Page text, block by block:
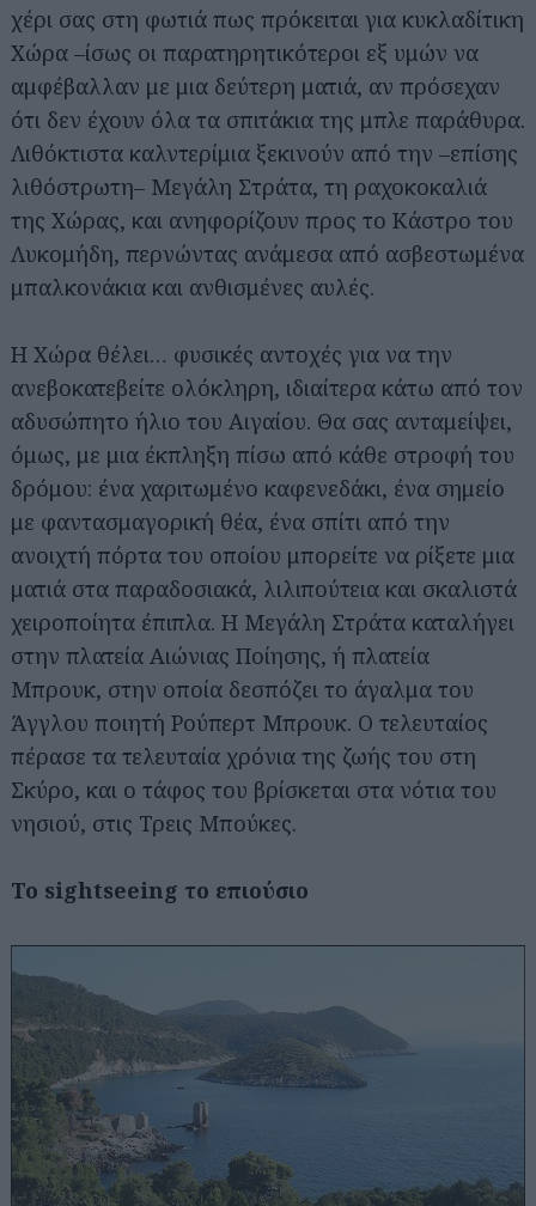
χέρι σας στη φωτιά πως πρόκειται για κυκλαδίτικη
Χώρα –ίσως οι παρατηρητικότεροι εξ υμών να
αμφέβαλλαν με μια δεύτερη ματιά, αν πρόσεχαν
ότι δεν έχουν όλα τα σπιτάκια της μπλε παράθυρα.
Λιθόκτιστα καλντερίμια ξεκινούν από την –επίσης
λιθόστρωτη– Μεγάλη Στράτα, τη ραχοκοκαλιά
της Χώρας, και ανηφορίζουν προς το Κάστρο του
Λυκομήδη, περνώντας ανάμεσα από ασβεστωμένα
μπαλκονάκια και ανθισμένες αυλές.
Η Χώρα θέλει… φυσικές αντοχές για να την
ανεβοκατεβείτε ολόκληρη, ιδιαίτερα κάτω από τον
αδυσώπητο ήλιο του Αιγαίου. Θα σας ανταμείψει,
όμως, με μια έκπληξη πίσω από κάθε στροφή του
δρόμου: ένα χαριτωμένο καφενεδάκι, ένα σημείο
με φαντασμαγορική θέα, ένα σπίτι από την
ανοιχτή πόρτα του οποίου μπορείτε να ρίξετε μια
ματιά στα παραδοσιακά, λιλιπούτεια και σκαλιστά
χειροποίητα έπιπλα. Η Μεγάλη Στράτα καταλήγει
στην πλατεία Αιώνιας Ποίησης, ή πλατεία
Μπρουκ, στην οποία δεσπόζει το άγαλμα του
Άγγλου ποιητή Ρούπερτ Μπρουκ. Ο τελευταίος
πέρασε τα τελευταία χρόνια της ζωής του στη
Σκύρο, και ο τάφος του βρίσκεται στα νότια του
νησιού, στις Τρεις Μπούκες.
Το sightseeing το επιούσιο